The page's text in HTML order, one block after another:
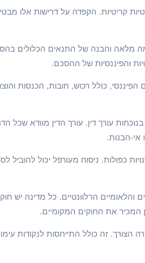
קריטיות. הקפדה על דרישות אלו
מלאה והבנה של התנאים הכלולים
והפיננסיות של ההסכם.
כולל רכוש, חובות, הכנסות
עורך דין. עורך הדין מוודא שכל
הבנות.
כפולות. ניסוח מעורפל יכול להוביל
הרלוונטיים. כל מדינה יש
המכיר את החוקים המקומיים.
הצורך. זה כולל התייחסות לנקודות